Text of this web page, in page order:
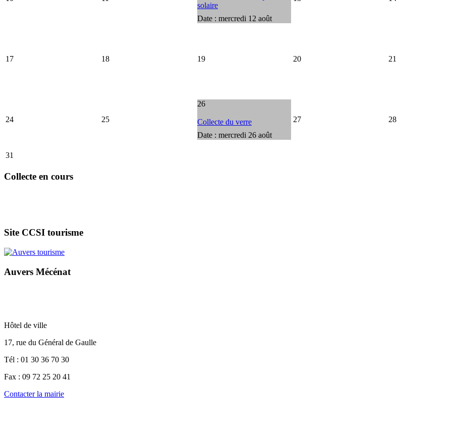
solaire
Date : mercredi 12 août
17 18 19 20 21
24 25
26
Collecte du verre
Date : mercredi 26 août
27 28
31
Collecte en cours
Site CCSI tourisme
Auvers Mécénat
Hôtel de ville
17, rue du Général de Gaulle
Tél : 01 30 36 70 30
Fax : 09 72 25 20 41
Contacter la mairie